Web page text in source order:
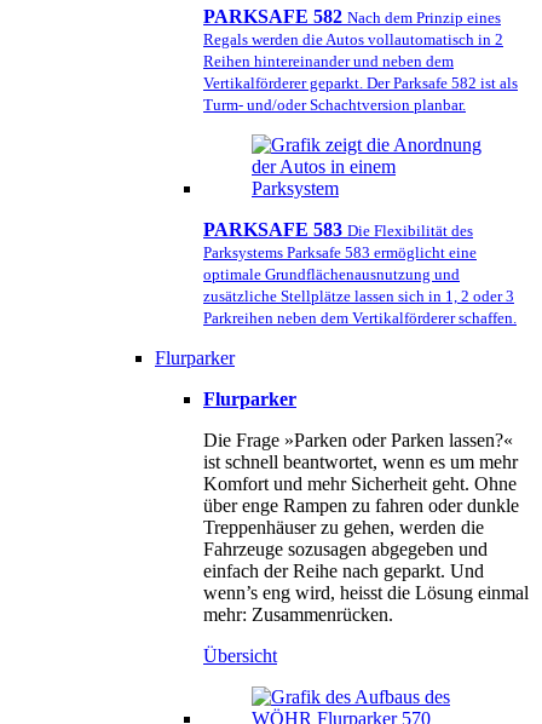
PARKSAFE 582 Nach dem Prinzip eines
Regals werden die Autos vollautomatisch in 2
Reihen hintereinander und neben dem
Vertikalförderer geparkt. Der Parksafe 582 ist als
Turm- und/oder Schachtversion planbar.
PARKSAFE 583 Die Flexibilität des
Parksystems Parksafe 583 ermöglicht eine
optimale Grundflächenausnutzung und
zusätzliche Stellplätze lassen sich in 1, 2 oder 3
Parkreihen neben dem Vertikalförderer schaffen.
Flurparker
Flurparker
Die Frage »Parken oder Parken lassen?«
ist schnell beantwortet, wenn es um mehr
Komfort und mehr Sicherheit geht. Ohne
über enge Rampen zu fahren oder dunkle
Treppenhäuser zu gehen, werden die
Fahrzeuge sozusagen abgegeben und
einfach der Reihe nach geparkt. Und
wenn’s eng wird, heisst die Lösung einmal
mehr: Zusammenrücken.
Übersicht